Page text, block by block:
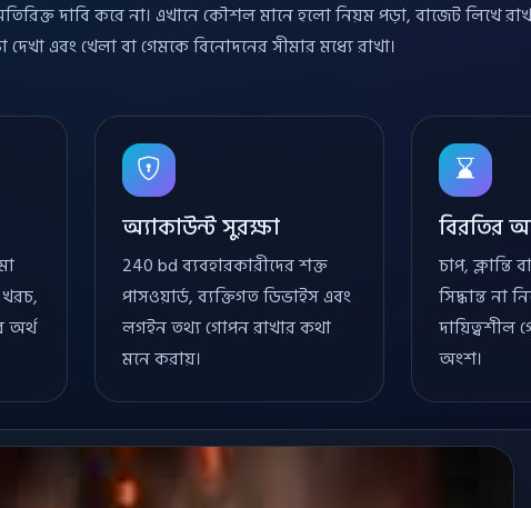
দাবি করে না। এখানে কৌশল মানে হলো নিয়ম পড়া, বাজেট লিখে
এবং খেলা বা গেমকে বিনোদনের সীমার মধ্যে রাখা।
অর্থ
অ্যাকাউন্ট সুরক্ষা
240 bd ব্যবহারকারীদের শক্ত
পাসওয়ার্ড, ব্যক্তিগত ডিভাইস এবং
লগইন তথ্য গোপন রাখার কথা
মনে করায়।
বিরতির
চাপ,
সিদ্ধান্ত না
দায়িত্বশীল
অংশ।